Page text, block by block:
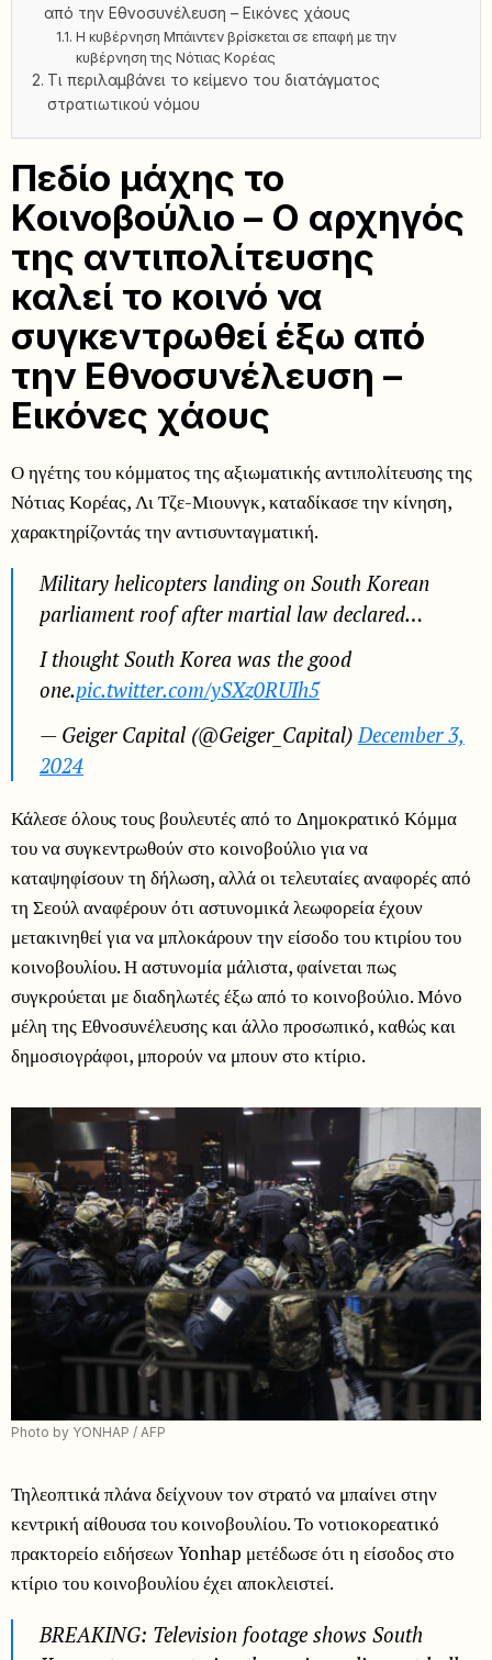
από την Εθνοσυνέλευση – Eικόνες χάους
Η κυβέρνηση Μπάιντεν βρίσκεται σε επαφή με την
κυβέρνηση της Νότιας Κορέας
Τι περιλαμβάνει το κείμενο του διατάγματος
στρατιωτικού νόμου
Πεδίο μάχης το
Κοινοβούλιο – Ο αρχηγός
της αντιπολίτευσης
καλεί το κοινό να
συγκεντρωθεί έξω από
την Εθνοσυνέλευση –
Eικόνες χάους
Ο ηγέτης του κόμματος της αξιωματικής αντιπολίτευσης της
Νότιας Κορέας, Λι Τζε-Μιουνγκ, καταδίκασε την κίνηση,
χαρακτηρίζοντάς την αντισυνταγματική.
Military helicopters landing on South Korean
parliament roof after martial law declared…
I thought South Korea was the good
one.pic.twitter.com/ySXz0RUIh5
— Geiger Capital (@Geiger_Capital) December 3,
2024
Κάλεσε όλους τους βουλευτές από το Δημοκρατικό Κόμμα
του να συγκεντρωθούν στο κοινοβούλιο για να
καταψηφίσουν τη δήλωση, αλλά οι τελευταίες αναφορές από
τη Σεούλ αναφέρουν ότι αστυνομικά λεωφορεία έχουν
μετακινηθεί για να μπλοκάρουν την είσοδο του κτιρίου του
κοινοβουλίου. Η αστυνομία μάλιστα, φαίνεται πως
συγκρούεται με διαδηλωτές έξω από το κοινοβούλιο. Μόνο
μέλη της Εθνοσυνέλευσης και άλλο προσωπικό, καθώς και
δημοσιογράφοι, μπορούν να μπουν στο κτίριο.
Photo by YONHAP / AFP
Τηλεοπτικά πλάνα δείχνουν τον στρατό να μπαίνει στην
κεντρική αίθουσα του κοινοβουλίου. Το νοτιοκορεατικό
πρακτορείο ειδήσεων Yonhap μετέδωσε ότι η είσοδος στο
κτίριο του κοινοβουλίου έχει αποκλειστεί.
BREAKING: Television footage shows South